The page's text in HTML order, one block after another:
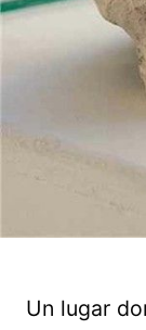
Un lugar